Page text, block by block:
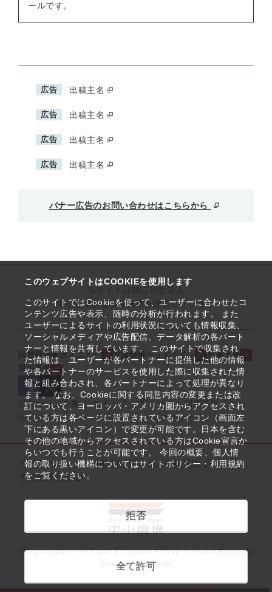
このウェブサイトはCOOKIEを使用します
このサイトではCookieを使って、ユーザーに合わせたコ
ンテンツ広告や表示、随時の分析が行われます。 また
ユーザーによるサイトの利用状況についても情報収集、
ソーシャルメディアや広告配信、データ解析の各パート
ナーと情報を共有しています。 このサイトで収集され
た情報は、ユーザーが各パートナーに提供した他の情報
や各パートナーのサービスを使用した際に収集された情
報と組み合わされ、各パートナーによって処理が異なり
ます。 なお、Cookieに関する同意内容の変更または改
訂について、ヨーロッパ・アメリカ圏からアクセスされ
ている方は各ページに設置されているアイコン（画面左
下にある黒いアイコン）で変更が可能です。日本を含む
その他の地域からアクセスされている方はCookie宣言か
らいつでも行うことが可能です。 今回の概要、個人情
報の取り扱い機構についてはサイトポリシー・利用規約
をご覧ください。
拒否
全て許可
ールです。
広告 出稿主名
広告 出稿主名
広告 出稿主名
広告 出稿主名
バナー広告のお問い合わせはこちらから
中小企業基盤整備機構が運営しています
経営課題解決メニュー 支援情報ヘッドライン
起業支援
取組事例
役立つリンク集 サイトマップ
サイト利用条件
SNS公式アカウント一覧
ウェブアクセシビリティ
サイトポリシー・利用規約
個人情報保護
中小機構とは
©Organization for Small & Medium Enterprises and Regional
Innovation, JAPAN